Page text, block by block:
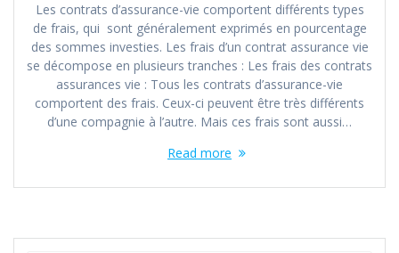
Les contrats d’assurance-vie comportent différents types
de frais, qui sont généralement exprimés en pourcentage
des sommes investies. Les frais d’un contrat assurance vie
se décompose en plusieurs tranches : Les frais des contrats
assurances vie : Tous les contrats d’assurance-vie
comportent des frais. Ceux-ci peuvent être très différents
d’une compagnie à l’autre. Mais ces frais sont aussi…
Read more